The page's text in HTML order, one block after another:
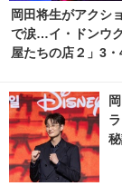
岡田将生がアクシ
で涙…イ・ドンウ
屋たちの店２」3・